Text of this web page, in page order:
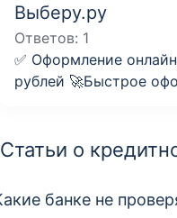
Выберу.ру
Ответов: 1
✅ Оформление
рублей 🚀Быстрое
Статьи о
банке не